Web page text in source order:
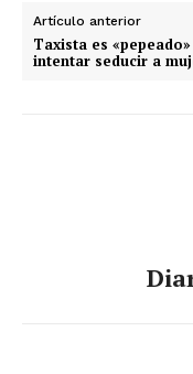
Artículo anterior
Taxista es
intentar seducir a